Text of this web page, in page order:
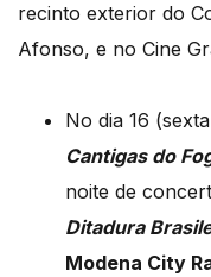
recinto exterior do
Afonso, e no Cine
No dia 16
Cantigas do
noite de
Ditadura
Modena City